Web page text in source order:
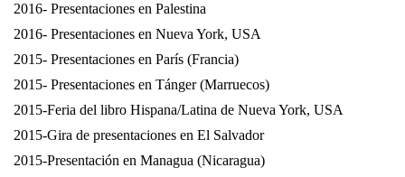
2016- Presentaciones en Palestina
2016- Presentaciones en Nueva York, USA
2015- Presentaciones en París (Francia)
2015- Presentaciones en Tánger (Marruecos)
2015-Feria del libro Hispana/Latina de Nueva York, USA
2015-Gira de presentaciones en El Salvador
2015-Presentación en Managua (Nicaragua)